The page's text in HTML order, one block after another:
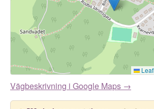
Vägbeskrivning i Google Maps →